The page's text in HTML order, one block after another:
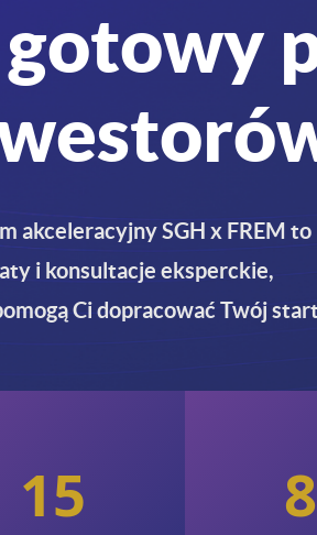
akceleracyjny SGH x FREM
i konsultacje eksperckie,
Ci dopracować Twój
15